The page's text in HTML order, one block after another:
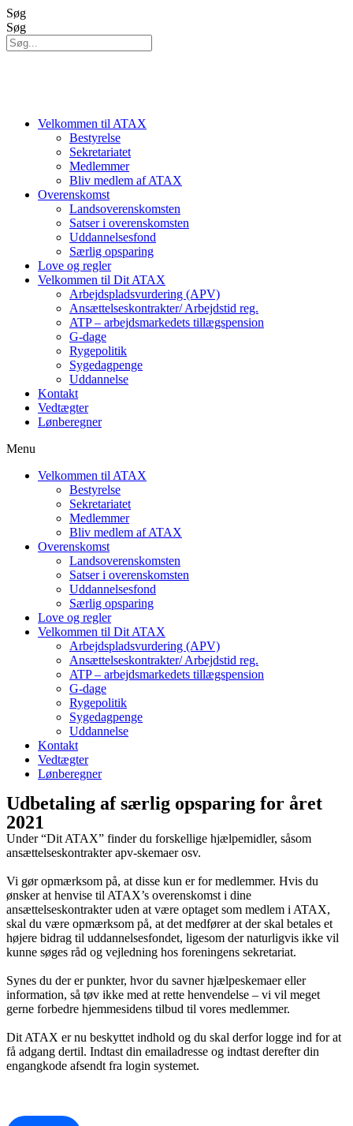
Videre
til
indhold
Søg
Søg
Velkommen til ATAX
Bestyrelse
Sekretariatet
Medlemmer
Bliv medlem af ATAX
Overenskomst
Landsoverenskomsten
Satser i overenskomsten
Uddannelsesfond
Særlig opsparing
Love og regler
Velkommen til Dit ATAX
Arbejdspladsvurdering (APV)
Ansættelseskontrakter/ Arbejdstid reg.
ATP – arbejdsmarkedets tillægspension
G-dage
Rygepolitik
Sygedagpenge
Uddannelse
Kontakt
Vedtægter
Lønberegner
Menu
Velkommen til ATAX
Bestyrelse
Sekretariatet
Medlemmer
Bliv medlem af ATAX
Overenskomst
Landsoverenskomsten
Satser i overenskomsten
Uddannelsesfond
Særlig opsparing
Love og regler
Velkommen til Dit ATAX
Arbejdspladsvurdering (APV)
Ansættelseskontrakter/ Arbejdstid reg.
ATP – arbejdsmarkedets tillægspension
G-dage
Rygepolitik
Sygedagpenge
Uddannelse
Kontakt
Vedtægter
Lønberegner
Udbetaling af særlig opsparing for året
2021
Under “Dit ATAX” finder du forskellige hjælpemidler, såsom
ansættelseskontrakter apv-skemaer osv.
Vi gør opmærksom på, at disse kun er for medlemmer. Hvis du
ønsker at henvise til ATAX’s overenskomst i dine
ansættelseskontrakter uden at være optaget som medlem i ATAX,
skal du være opmærksom på, at det medfører at der skal betales et
højere bidrag til uddannelsesfondet, ligesom der naturligvis ikke vil
kunne søges råd og vejledning hos foreningens sekretariat.
Synes du der er punkter, hvor du savner hjælpeskemaer eller
information, så tøv ikke med at rette henvendelse – vi vil meget
gerne forbedre hjemmesidens tilbud til vores medlemmer.
Dit ATAX er nu beskyttet indhold og du skal derfor logge ind for at
få adgang dertil. Indtast din emailadresse og indtast derefter din
engangkode afsendt fra login systemet.